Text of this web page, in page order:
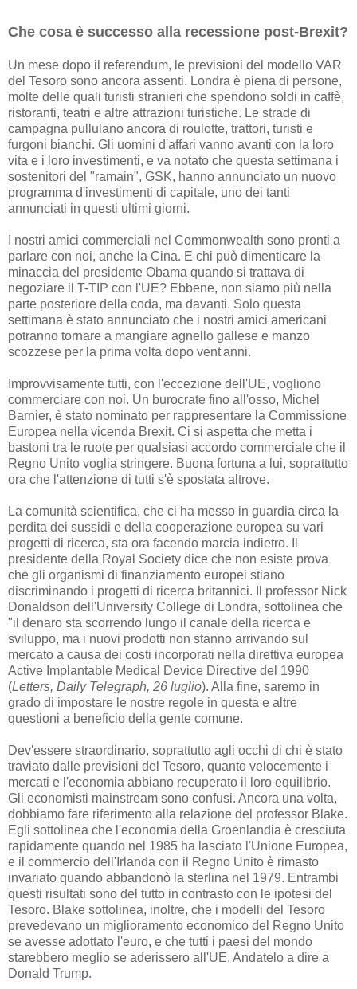
Che cosa è successo alla recessione post-Brexit?
Un mese dopo il referendum, le previsioni del modello VAR
del Tesoro sono ancora assenti. Londra è piena di persone,
molte delle quali turisti stranieri che spendono soldi in caffè,
ristoranti, teatri e altre attrazioni turistiche. Le strade di
campagna pullulano ancora di roulotte, trattori, turisti e
furgoni bianchi. Gli uomini d'affari vanno avanti con la loro
vita e i loro investimenti, e va notato che questa settimana i
sostenitori del "ramain", GSK, hanno annunciato un nuovo
programma d'investimenti di capitale, uno dei tanti
annunciati in questi ultimi giorni.
I nostri amici commerciali nel Commonwealth sono pronti a
parlare con noi, anche la Cina. E chi può dimenticare la
minaccia del presidente Obama quando si trattava di
negoziare il T-TIP con l'UE? Ebbene, non siamo più nella
parte posteriore della coda, ma davanti. Solo questa
settimana è stato annunciato che i nostri amici americani
potranno tornare a mangiare agnello gallese e manzo
scozzese per la prima volta dopo vent'anni.
Improvvisamente tutti, con l'eccezione dell'UE, vogliono
commerciare con noi. Un burocrate fino all'osso, Michel
Barnier, è stato nominato per rappresentare la Commissione
Europea nella vicenda Brexit. Ci si aspetta che metta i
bastoni tra le ruote per qualsiasi accordo commerciale che il
Regno Unito voglia stringere. Buona fortuna a lui, soprattutto
ora che l'attenzione di tutti s'è spostata altrove.
La comunità scientifica, che ci ha messo in guardia circa la
perdita dei sussidi e della cooperazione europea su vari
progetti di ricerca, sta ora facendo marcia indietro. Il
presidente della Royal Society dice che non esiste prova
che gli organismi di finanziamento europei stiano
discriminando i progetti di ricerca britannici. Il professor Nick
Donaldson dell'University College di Londra, sottolinea che
"il denaro sta scorrendo lungo il canale della ricerca e
sviluppo, ma i nuovi prodotti non stanno arrivando sul
mercato a causa dei costi incorporati nella direttiva europea
Active Implantable Medical Device Directive del 1990
(Letters, Daily Telegraph, 26 luglio). Alla fine, saremo in
grado di impostare le nostre regole in questa e altre
questioni a beneficio della gente comune.
Dev'essere straordinario, soprattutto agli occhi di chi è stato
traviato dalle previsioni del Tesoro, quanto velocemente i
mercati e l'economia abbiano recuperato il loro equilibrio.
Gli economisti mainstream sono confusi. Ancora una volta,
dobbiamo fare riferimento alla relazione del professor Blake.
Egli sottolinea che l'economia della Groenlandia è cresciuta
rapidamente quando nel 1985 ha lasciato l'Unione Europea,
e il commercio dell'Irlanda con il Regno Unito è rimasto
invariato quando abbandonò la sterlina nel 1979. Entrambi
questi risultati sono del tutto in contrasto con le ipotesi del
Tesoro. Blake sottolinea, inoltre, che i modelli del Tesoro
prevedevano un miglioramento economico del Regno Unito
se avesse adottato l'euro, e che tutti i paesi del mondo
starebbero meglio se aderissero all'UE. Andatelo a dire a
Donald Trump.